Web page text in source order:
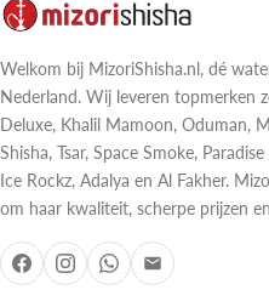
Welkom bij MizoriShisha.nl, dé
Nederland. Wij leveren topmerken
Deluxe, Khalil Mamoon, Oduman,
Shisha, Tsar, Space Smoke,
Ice Rockz, Adalya en Al Fakher.
om haar kwaliteit, scherpe prijzen